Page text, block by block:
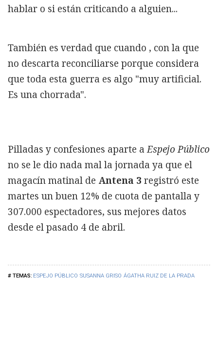
ESPEJO PÚBLICO SUSANNA GRISO ÁGATHA RUIZ DE LA PRADA
hablar o si están criticando a alguien...
También es verdad que cuando , con la que
no descarta reconciliarse porque considera
que toda esta guerra es algo "muy artificial.
Es una chorrada".
Pilladas y confesiones aparte aEspejo Público
no se le dio nada mal la jornada ya que el
magacín matinal de Antena 3 registró este
martes un buen 12% de cuota de pantalla y
307.000 espectadores, sus mejores datos
desde el pasado 4 de abril.